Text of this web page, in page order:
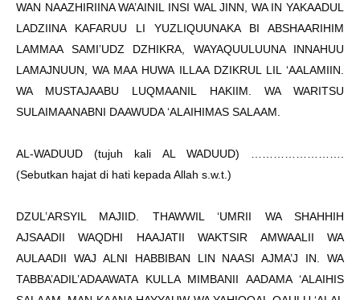
WAN NAAZHIRIINA WA’AINIL INSI WAL JINN, WA IN YAKAADUL
LADZIINA KAFARUU LI YUZLIQUUNAKA BI ABSHAARIHIM
LAMMAA SAMI’UDZ DZHIKRA, WAYAQUULUUNA INNAHUU
LAMAJNUUN, WA MAA HUWA ILLAA DZIKRUL LIL ‘AALAMIIN.
WA MUSTAJAABU LUQMAANIL HAKIIM. WA WARITSU
SULAIMAANABNI DAAWUDA ‘ALAIHIMAS SALAAM.
AL-WADUUD (tujuh kali AL WADUUD) …………………….
(Sebutkan hajat di hati kepada Allah s.w.t.)
DZUL’ARSYIL MAJIID. THAWWIL ‘UMRII WA SHAHHIH
AJSAADII WAQDHI HAAJATII WAKTSIR AMWAALII WA
AULAADII WAJ ALNI HABBIBAN LIN NAASI AJMA’J IN. WA
TABBA’ADIL’ADAAWATA KULLA MIMBANII AADAMA ‘ALAIHIS